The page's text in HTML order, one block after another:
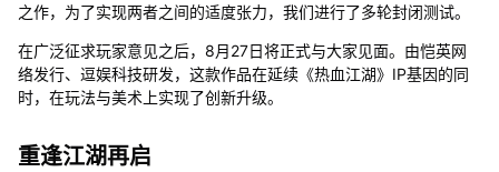
之作，为了实现两者之间的适度张力，我们进行了多轮封闭测试。
在广泛征求玩家意见之后，8月27日将正式与大家见面。由恺英网
络发行、逗娱科技研发，这款作品在延续《热血江湖》IP基因的同
时，在玩法与美术上实现了创新升级。
重逢江湖再启